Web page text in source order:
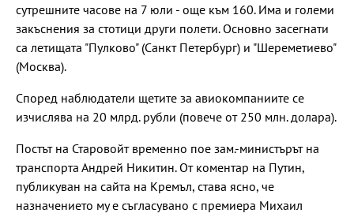
сутрешните часове на 7 юли - още към 160. Има и големи
закъснения за стотици други полети. Основно засегнати
са летищата "Пулково" (Санкт Петербург) и "Шереметиево"
(Москва).
Според наблюдатели щетите за авиокомпаниите се
изчислява на 20 млрд. рубли (повече от 250 млн. долара).
Постът на Старовойт временно пое зам.-министърът на
транспорта Андрей Никитин. От коментар на Путин,
публикуван на сайта на Кремъл, става ясно, че
назначението му е съгласувано с премиера Михаил